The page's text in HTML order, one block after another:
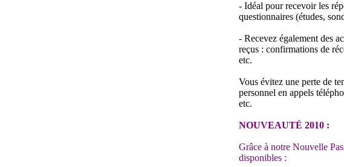
- Idéal pour recevoir les
questionnaires (études,
- Recevez également des
reçus : confirmations de
etc.
Vous évitez une perte de
personnel en appels
etc.
NOUVEAUTÉ 2010 :
Grâce à notre Nouvelle
disponibles :